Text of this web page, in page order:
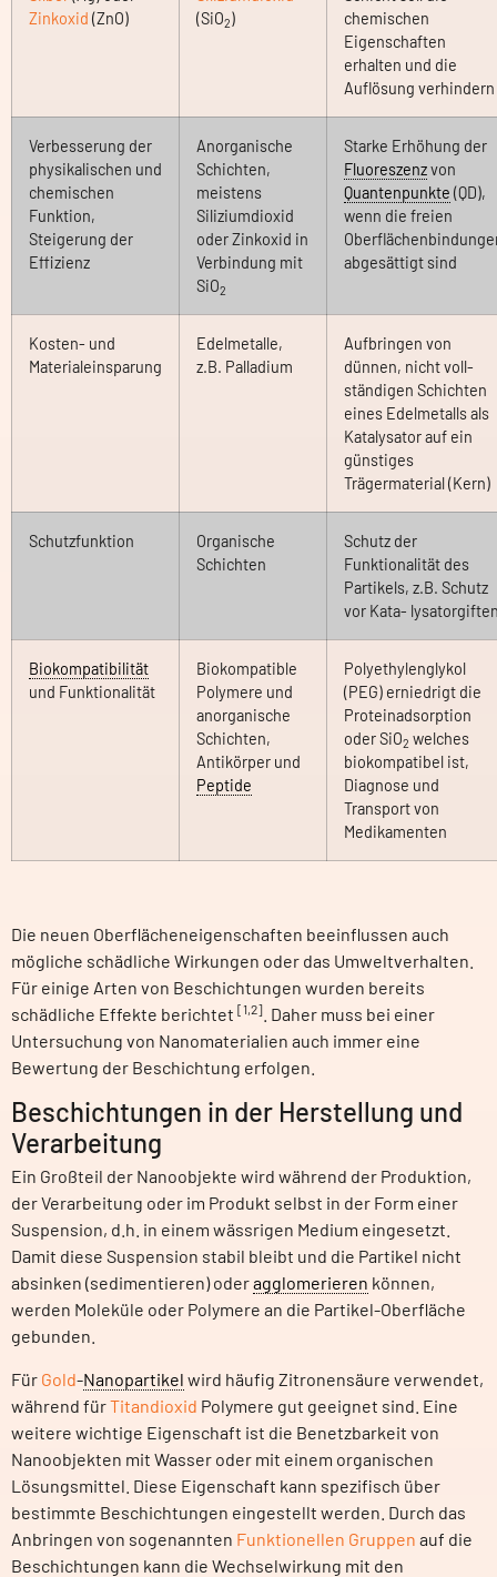
Zinkoxid (ZnO)
(SiO2)
chemischen
Eigenschaften
erhalten und die
Auflösung verhindern
Verbesserung der
physikalischen und
chemischen
Funktion,
Steigerung der
Effizienz
Anorganische
Schichten,
meistens
Siliziumdioxid
oder Zinkoxid in
Verbindung mit
SiO2
Starke Erhöhung der
Fluoreszenzvon
Quantenpunkte (QD),
wenn die freien
abgesättigt sind
Kosten- und
Materialeinsparung
Edelmetalle,
z.B. Palladium
Aufbringen von
dünnen, nicht voll-
ständigen Schichten
eines Edelmetalls als
Katalysator auf ein
günstiges
Trägermaterial (Kern)
Schutzfunktion
Organische
Schichten
Schutz der
Funktionalität des
Partikels, z.B. Schutz
vor Kata-
Biokompatibilität
und Funktionalität
Biokompatible
Polymere und
anorganische
Schichten,
Antikörper und
Peptide
Polyethylenglykol
(PEG) erniedrigt die
Proteinadsorption
oder SiO2 welches
biokompatibel ist,
Diagnose und
Transport von
Medikamenten
Die neuen Oberflächeneigenschaften beeinflussen auch
mögliche schädliche Wirkungen oder das Umweltverhalten.
Für einige Arten von Beschichtungen wurden bereits
schädliche Effekte berichtet [1,2] . Daher muss bei einer
Untersuchung von Nanomaterialien auch immer eine
Bewertung der Beschichtung erfolgen.
Beschichtungen in der Herstellung und
Verarbeitung
Ein Großteil der Nanoobjekte wird während der Produktion,
der Verarbeitung oder im Produkt selbst in der Form einer
Suspension, d.h. in einem wässrigen Medium eingesetzt.
Damit diese Suspension stabil bleibt und die Partikel nicht
absinken (sedimentieren) oderagglomerieren können,
werden Moleküle oder Polymere an die Partikel-Oberfläche
gebunden.
Für Gold-Nanopartikel wird häufig Zitronensäure verwendet,
während fürTitandioxid Polymere gut geeignet sind. Eine
weitere wichtige Eigenschaft ist die Benetzbarkeit von
Nanoobjekten mit Wasser oder mit einem organischen
Lösungsmittel. Diese Eigenschaft kann spezifisch über
bestimmte Beschichtungen eingestellt werden. Durch das
Anbringen von sogenannten Funktionellen Gruppen auf die
Beschichtungen kann die Wechselwirkung mit den